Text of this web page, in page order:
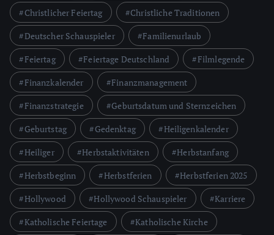
Christlicher Feiertag
Christliche Traditionen
Deutscher Schauspieler
Familienurlaub
Feiertag
Feiertage Deutschland
Filmlegende
Finanzkalender
Finanzmanagement
Finanzstrategie
Geburtsdatum und Sternzeichen
Geburtstag
Gedenktag
Heiligenkalender
Heiliger
Herbstaktivitäten
Herbstanfang
Herbstbeginn
Herbstferien
Herbstferien 2025
Hollywood
Hollywood Schauspieler
Karriere
Katholische Feiertage
Katholische Kirche